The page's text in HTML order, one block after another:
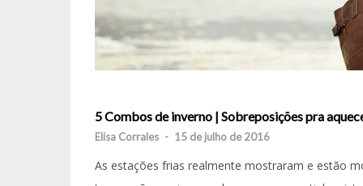
5 Combos de inverno | Sobreposições pra
Elisa Corrales - 15 de julho de 2016
As estações frias realmente mostraram e estão